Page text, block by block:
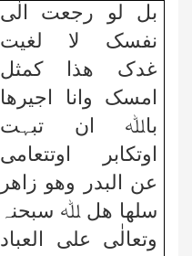
بل لو رجعت الٰی
نفسک لا لغیت
غدک ھذا کمثل
امسک وانا اجیرھا
باﷲ ان تبہت
اوتکابر اوتتعامی
عن البدر وھو زاھر
سلھا ھل ﷲ سبحنہ
وتعالٰی علی العباد